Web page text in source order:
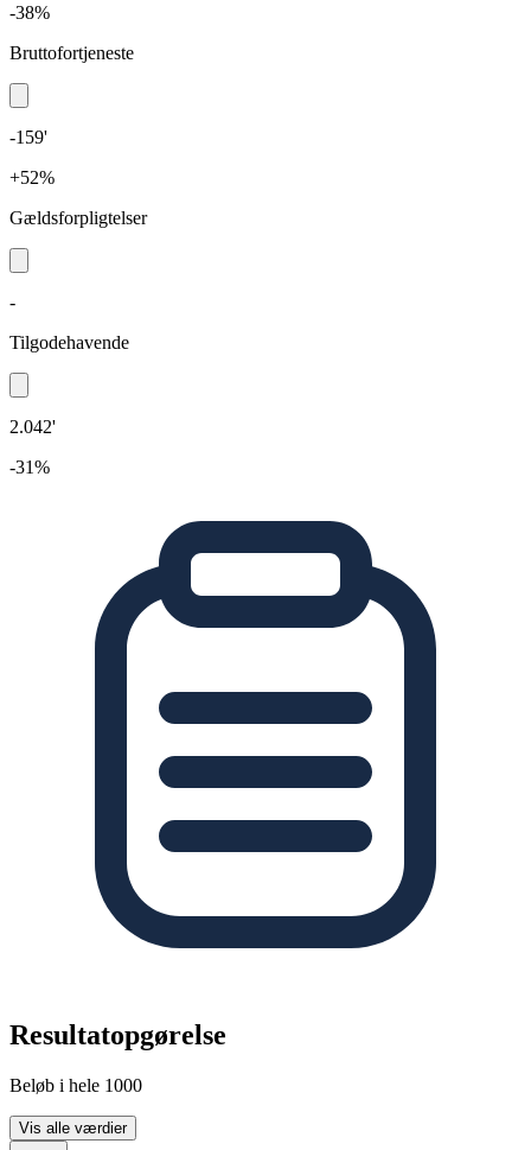
-38%
Bruttofortjeneste
-159'
+52%
Gældsforpligtelser
-
Tilgodehavende
2.042'
-31%
Resultatopgørelse
Beløb i hele 1000
Vis alle værdier